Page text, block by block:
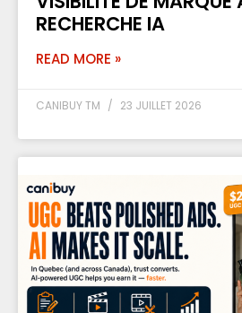
RECHERCHE IA
READ MORE »
CANIBUY TM 23 JUILLET 2026